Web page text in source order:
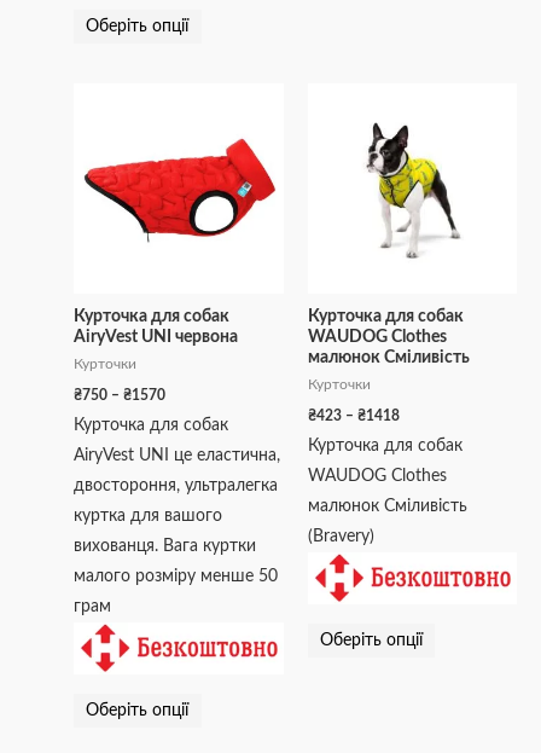
Оберіть опції
Курточка для собак
AiryVest UNI червона
Курточки
₴750 – ₴1570
до
₴1570
Курточка для собак
AiryVest UNI це еластична,
двостороння, ультралегка
куртка для вашого
вихованця. Вага куртки
малого розміру менше 50
грам
Оберіть опції
має
кілька
варіантів.
вибрати
на
Курточка для собак
WAUDOG Clothes
малюнок Сміливість
Курточки
₴423 – ₴1418
від
₴423
до
₴1418
Курточка для собак
WAUDOG Clothes
малюнок Сміливість
(Bravery)
Оберіть опції
має
кілька
варіантів.
вибрати
на